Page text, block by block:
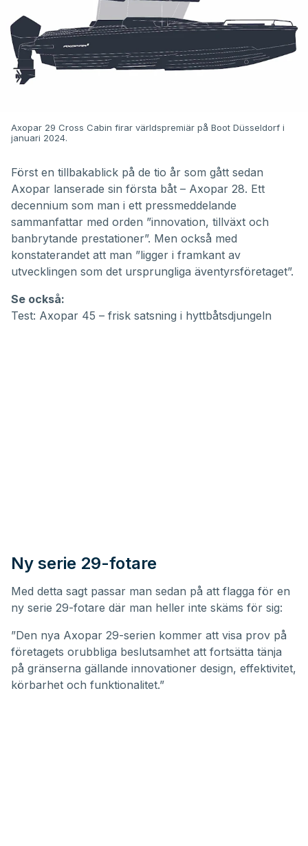
Axopar 29 Cross Cabin firar världspremiär på Boot Düsseldorf i
januari 2024.
Först en tillbakablick på de tio år som gått sedan
Axopar lanserade sin första båt – Axopar 28. Ett
decennium som man i ett pressmeddelande
sammanfattar med orden ”innovation, tillväxt och
banbrytande prestationer”. Men också med
konstaterandet att man ”ligger i framkant av
utvecklingen som det ursprungliga äventyrsföretaget”.
Se också:
Test: Axopar 45 – frisk satsning i hyttbåtsdjungeln
Ny serie 29-fotare
Med detta sagt passar man sedan på att flagga för en
ny serie 29-fotare där man heller inte skäms för sig:
”Den nya Axopar 29-serien kommer att visa prov på
företagets orubbliga beslutsamhet att fortsätta tänja
på gränserna gällande innovationer design, effektivitet,
körbarhet och funktionalitet.”